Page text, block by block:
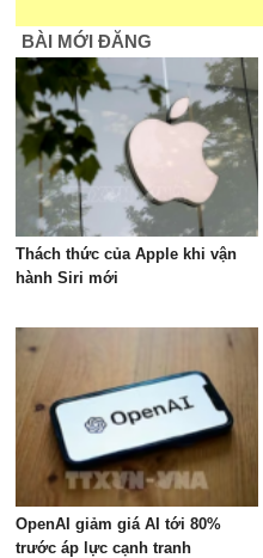
BÀI MỚI ĐĂNG
Thách thức của Apple khi vận
hành Siri mới
OpenAI giảm giá AI tới 80%
trước áp lực cạnh tranh